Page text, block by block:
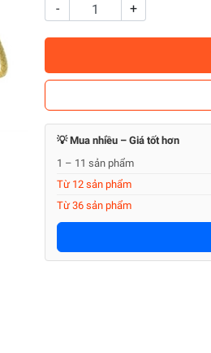
-
+
💡 Mua nhiều – Giá tốt hơn
1 – 11 sản phẩm
Từ 12 sản phẩm
Từ 36 sản phẩm